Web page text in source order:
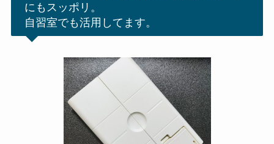
にもスッポリ。
自習室でも活用してます。